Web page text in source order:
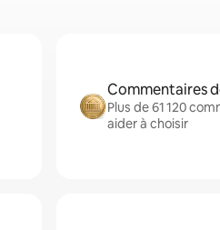
Commentaires
Plus de 61 120
aider à choisir